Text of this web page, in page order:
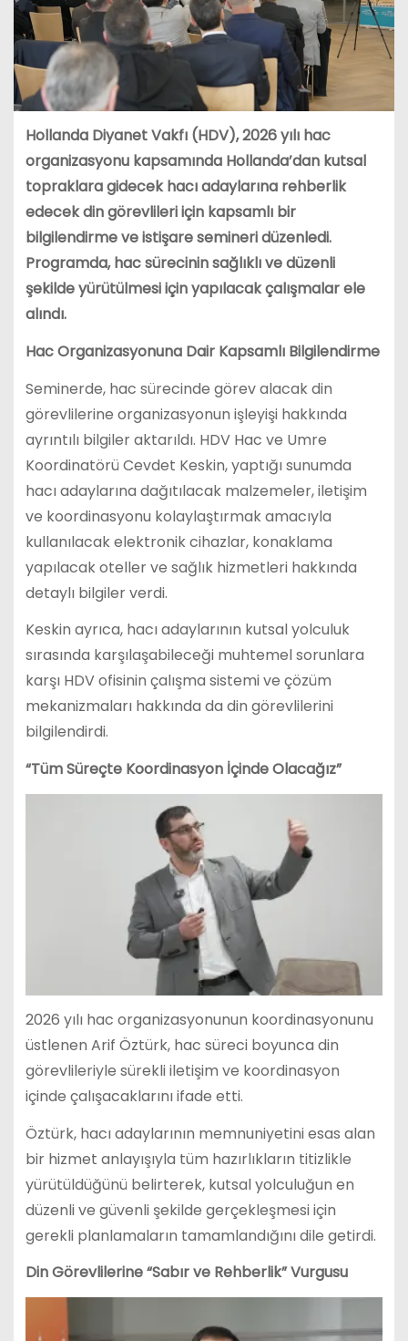
Hollanda Diyanet Vakfı (HDV), 2026 yılı hac
organizasyonu kapsamında Hollanda’dan kutsal
topraklara gidecek hacı adaylarına rehberlik
edecek din görevlileri için kapsamlı bir
bilgilendirme ve istişare semineri düzenledi.
Programda, hac sürecinin sağlıklı ve düzenli
şekilde yürütülmesi için yapılacak çalışmalar ele
alındı.
Hac Organizasyonuna Dair Kapsamlı Bilgilendirme
Seminerde, hac sürecinde görev alacak din
görevlilerine organizasyonun işleyişi hakkında
ayrıntılı bilgiler aktarıldı. HDV Hac ve Umre
Koordinatörü Cevdet Keskin, yaptığı sunumda
hacı adaylarına dağıtılacak malzemeler, iletişim
ve koordinasyonu kolaylaştırmak amacıyla
kullanılacak elektronik cihazlar, konaklama
yapılacak oteller ve sağlık hizmetleri hakkında
detaylı bilgiler verdi.
Keskin ayrıca, hacı adaylarının kutsal yolculuk
sırasında karşılaşabileceği muhtemel sorunlara
karşı HDV ofisinin çalışma sistemi ve çözüm
mekanizmaları hakkında da din görevlilerini
bilgilendirdi.
“Tüm Süreçte Koordinasyon İçinde Olacağız”
2026 yılı hac organizasyonunun koordinasyonunu
üstlenen Arif Öztürk, hac süreci boyunca din
görevlileriyle sürekli iletişim ve koordinasyon
içinde çalışacaklarını ifade etti.
Öztürk, hacı adaylarının memnuniyetini esas alan
bir hizmet anlayışıyla tüm hazırlıkların titizlikle
yürütüldüğünü belirterek, kutsal yolculuğun en
düzenli ve güvenli şekilde gerçekleşmesi için
gerekli planlamaların tamamlandığını dile getirdi.
Din Görevlilerine “Sabır ve Rehberlik” Vurgusu